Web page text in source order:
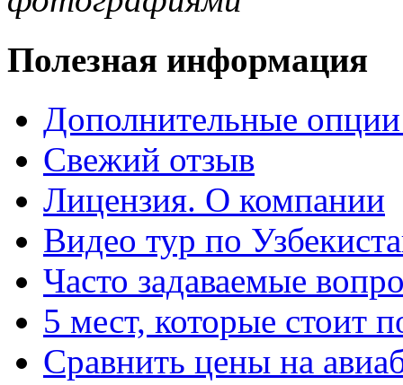
Полезная информация
Дополнительные
Свежий отзыв
Лицензия. О компании
Видео тур по
Часто задаваемые
5 мест, которые стоит
Сравнить цены на